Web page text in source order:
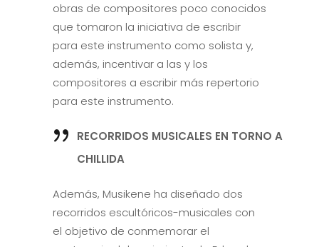
obras de compositores poco conocidos
que tomaron la iniciativa de escribir
para este instrumento como solista y,
además, incentivar a las y los
compositores a escribir más repertorio
para este instrumento.
RECORRIDOS MUSICALES EN TORNO A
CHILLIDA
Además, Musikene ha diseñado dos
recorridos escultóricos-musicales con
el objetivo de conmemorar el